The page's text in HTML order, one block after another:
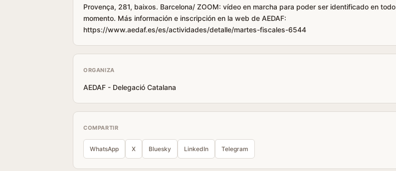
Provença, 281, baixos. Barcelona/ ZOOM: vídeo en marcha para poder ser identificado en todo
momento. Más información e inscripción en la web de AEDAF:
https://www.aedaf.es/es/actividades/detalle/martes-fiscales-6544
ORGANIZA
AEDAF - Delegació Catalana
COMPARTIR
WhatsApp X Bluesky LinkedIn Telegram